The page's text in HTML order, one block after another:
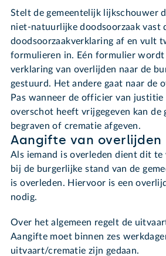
Stelt de gemeentelijk lijkschouwer
niet-natuurlijke doodsoorzaak vast
doodsoorzaakverklaring af en vult
formulieren in. Eén formulier wordt
verklaring van overlijden naar de
gestuurd. Het andere gaat naar de
Pas wanneer de officier van
overschot heeft vrijgegeven kan de
begraven of crematie afgeven.
Aangifte van overlijden
Als iemand is overleden dient dit te
bij de burgerlijke stand van de
is overleden. Hiervoor is een
nodig.
Over het algemeen regelt de
Aangifte moet binnen zes
uitvaart/crematie zijn gedaan.